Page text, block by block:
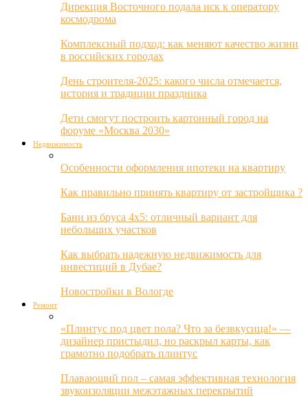
Дирекция Восточного подала иск к оператору
космодрома
Комплексный подход: как меняют качество жизни
в российских городах
День строителя-2025: какого числа отмечается,
история и традиции праздника
Дети смогут построить картонный город на
форуме «Москва 2030»
Недвижимость
Особенности оформления ипотеки на квартиру
Как правильно принять квартиру от застройщика ?
Бани из бруса 4х5: отличный вариант для
небольших участков
Как выбрать надежную недвижимость для
инвестиций в Дубае?
Новостройки в Вологде
Ремонт
«Плинтус под цвет пола? Что за безвкусица!» —
дизайнер пристыдил, но раскрыл карты, как
грамотно подобрать плинтус
Плавающий пол – самая эффективная технология
звукоизоляции межэтажных перекрытий